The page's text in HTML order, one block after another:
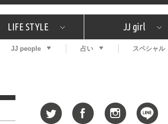
スタッフの"それどこの"？ プチプラ プレゼント
コスメ全部試してみた What's NEW？ 特集
LIFE STYLE
ルメガイド エンタメ プレゼント
恋愛
JJ girl
特集 おしゃラン！
JJ people 占い スペシャル